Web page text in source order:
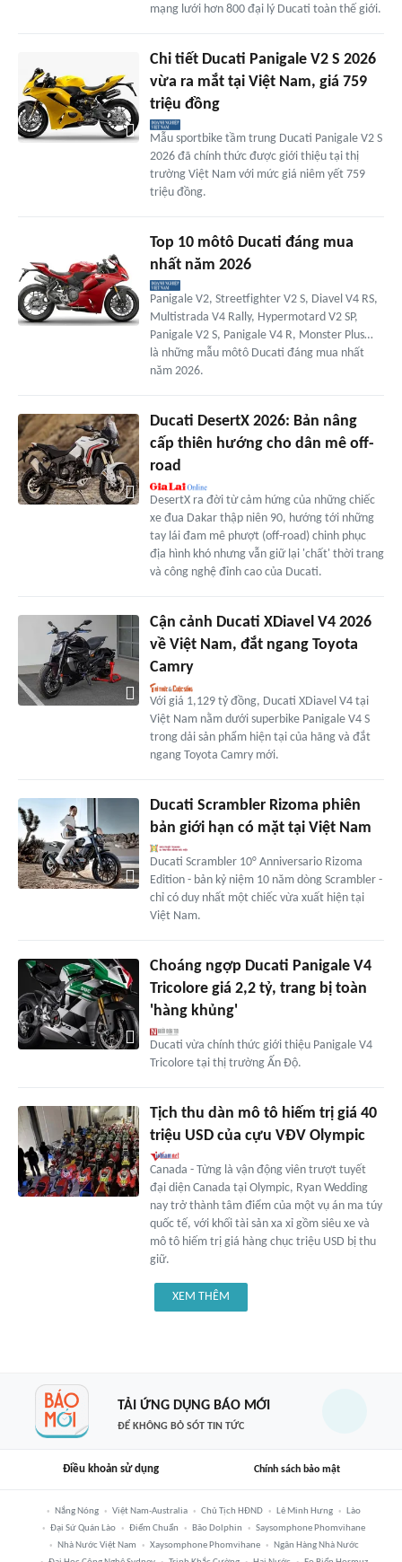
mạng lưới hơn 800 đại lý Ducati toàn thế giới.
Chi tiết Ducati Panigale V2 S 2026
vừa ra mắt tại Việt Nam, giá 759
triệu đồng
Mẫu sportbike tầm trung Ducati Panigale V2 S
2026 đã chính thức được giới thiệu tại thị
trường Việt Nam với mức giá niêm yết 759
triệu đồng.
Top 10 môtô Ducati đáng mua
nhất năm 2026
Panigale V2, Streetfighter V2 S, Diavel V4 RS,
Multistrada V4 Rally, Hypermotard V2 SP,
Panigale V2 S, Panigale V4 R, Monster Plus…
là những mẫu môtô Ducati đáng mua nhất
năm 2026.
Ducati DesertX 2026: Bản nâng
cấp thiên hướng cho dân mê off-
road
DesertX ra đời từ cảm hứng của những chiếc
xe đua Dakar thập niên 90, hướng tới những
tay lái đam mê phượt (off-road) chinh phục
địa hình khó nhưng vẫn giữ lại 'chất' thời trang
và công nghệ đỉnh cao của Ducati.
Cận cảnh Ducati XDiavel V4 2026
về Việt Nam, đắt ngang Toyota
Camry
Với giá 1,129 tỷ đồng, Ducati XDiavel V4 tại
Việt Nam nằm dưới superbike Panigale V4 S
trong dải sản phẩm hiện tại của hãng và đắt
ngang Toyota Camry mới.
Ducati Scrambler Rizoma phiên
bản giới hạn có mặt tại Việt Nam
Ducati Scrambler 10° Anniversario Rizoma
Edition - bản kỷ niệm 10 năm dòng Scrambler -
chỉ có duy nhất một chiếc vừa xuất hiện tại
Việt Nam.
Choáng ngợp Ducati Panigale V4
Tricolore giá 2,2 tỷ, trang bị toàn
'hàng khủng'
Ducati vừa chính thức giới thiệu Panigale V4
Tricolore tại thị trường Ấn Độ.
Tịch thu dàn mô tô hiếm trị giá 40
triệu USD của cựu VĐV Olympic
Canada - Từng là vận động viên trượt tuyết
đại diện Canada tại Olympic, Ryan Wedding
nay trở thành tâm điểm của một vụ án ma túy
quốc tế, với khối tài sản xa xỉ gồm siêu xe và
mô tô hiếm trị giá hàng chục triệu USD bị thu
giữ.
XEM THÊM
TẢI ỨNG DỤNG BÁO MỚI
ĐỂ KHÔNG BỎ SÓT TIN TỨC
Điều khoản sử dụng Chính sách bảo mật
Nắng Nóng Việt Nam-Australia Chủ Tịch HĐND Lê Minh Hưng
Lào
Đại Sứ Quán Lào
Điểm Chuẩn Bão Dolphin
Saysomphone Phomvihane
Nhà Nước Việt Nam
Xaysomphone Phomvihane
Ngân Hàng Nhà Nước